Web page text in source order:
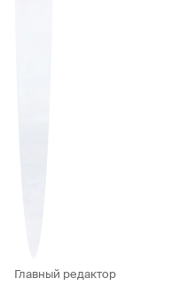
Главный редактор